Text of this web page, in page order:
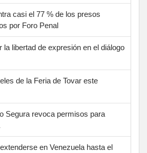
casi el 77 % de los presos
por Foro Penal
la libertad de expresión en el diálogo
de la Feria de Tovar este
Segura revoca permisos para
extenderse en Venezuela hasta el